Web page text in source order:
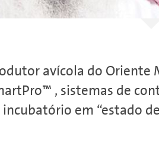
avícola do Oriente
, sistemas de
em “estado